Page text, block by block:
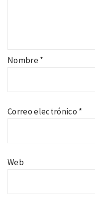
Nombre*
Correo electrónico *
Web